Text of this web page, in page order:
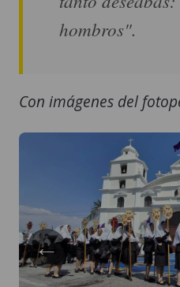
hombros".
Con imágenes del
←